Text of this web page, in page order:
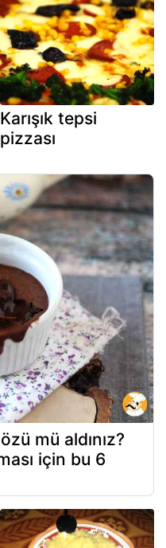
Karışık tepsi
pizzası
mü aldınız?
için bu 6